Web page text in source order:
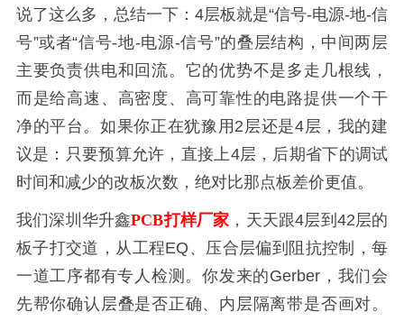
说了这么多，总结一下：4层板就是“信号-电源-地-信
号”或者“信号-地-电源-信号”的叠层结构，中间两层
主要负责供电和回流。它的优势不是多走几根线，
而是给高速、高密度、高可靠性的电路提供一个干
净的平台。如果你正在犹豫用2层还是4层，我的建
议是：只要预算允许，直接上4层，后期省下的调试
时间和减少的改板次数，绝对比那点板差价更值。
我们深圳华升鑫PCB打样厂家 ，天天跟4层到42层的
板子打交道，从工程EQ、压合层偏到阻抗控制，每
一道工序都有专人检测。你发来的Gerber，我们会
先帮你确认层叠是否正确、内层隔离带是否画对。